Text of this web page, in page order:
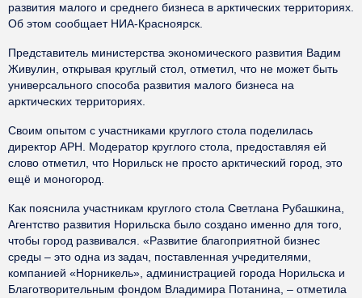
развития малого и среднего бизнеса в арктических территориях.
Об этом сообщает НИА-Красноярск.
Представитель министерства экономического развития Вадим
Живулин, открывая круглый стол, отметил, что не может быть
универсального способа развития малого бизнеса на
арктических территориях.
Своим опытом с участниками круглого стола поделилась
директор АРН. Модератор круглого стола, предоставляя ей
слово отметил, что Норильск не просто арктический город, это
ещё и моногород.
Как пояснила участникам круглого стола Светлана Рубашкина,
Агентство развития Норильска было создано именно для того,
чтобы город развивался. «Развитие благоприятной бизнес
среды – это одна из задач, поставленная учредителями,
компанией «Норникель», администрацией города Норильска и
Благотворительным фондом Владимира Потанина, – отметила